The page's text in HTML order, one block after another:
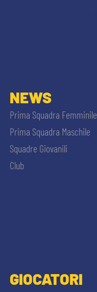
NEWS
Prima Squadra Femminile
Prima Squadra Maschile
Squadre Giovanili
Club
GIOCATORI